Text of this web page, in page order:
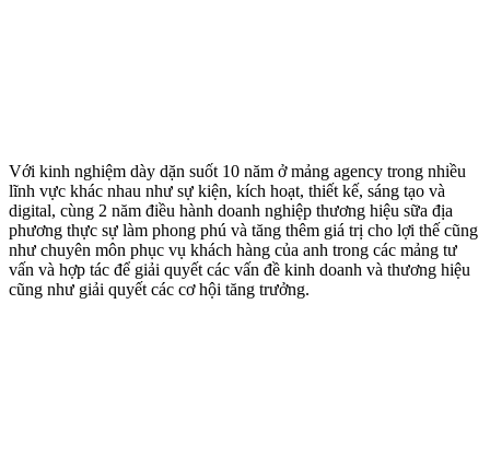
Với kinh nghiệm dày dặn suốt 10 năm ở mảng agency trong nhiều
lĩnh vực khác nhau như sự kiện, kích hoạt, thiết kế, sáng tạo và
digital, cùng 2 năm điều hành doanh nghiệp thương hiệu sữa địa
phương thực sự làm phong phú và tăng thêm giá trị cho lợi thế cũng
như chuyên môn phục vụ khách hàng của anh trong các mảng tư
vấn và hợp tác để giải quyết các vấn đề kinh doanh và thương hiệu
cũng như giải quyết các cơ hội tăng trưởng.